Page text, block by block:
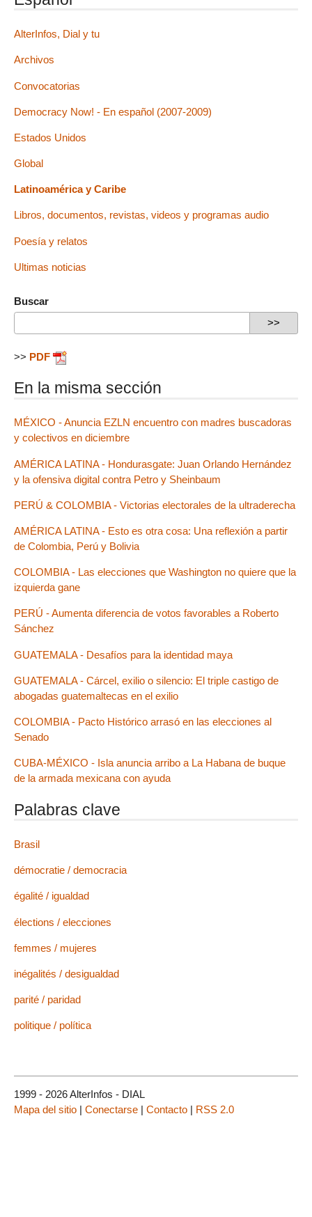
AlterInfos, Dial y tu
Archivos
Convocatorias
Democracy Now! - En español (2007-2009)
Estados Unidos
Global
Latinoamérica y Caribe
Libros, documentos, revistas, videos y programas audio
Poesía y relatos
Ultimas noticias
Buscar
>> PDF
En la misma sección
MÉXICO - Anuncia EZLN encuentro con madres buscadoras
y colectivos en diciembre
AMÉRICA LATINA - Hondurasgate: Juan Orlando Hernández
y la ofensiva digital contra Petro y Sheinbaum
PERÚ & COLOMBIA - Victorias electorales de la ultraderecha
AMÉRICA LATINA - Esto es otra cosa: Una reflexión a partir
de Colombia, Perú y Bolivia
COLOMBIA - Las elecciones que Washington no quiere que la
izquierda gane
PERÚ - Aumenta diferencia de votos favorables a Roberto
Sánchez
GUATEMALA - Desafíos para la identidad maya
GUATEMALA - Cárcel, exilio o silencio: El triple castigo de
abogadas guatemaltecas en el exilio
COLOMBIA - Pacto Histórico arrasó en las elecciones al
Senado
CUBA-MÉXICO - Isla anuncia arribo a La Habana de buque
de la armada mexicana con ayuda
Palabras clave
Brasil
démocratie / democracia
égalité / igualdad
élections / elecciones
femmes / mujeres
inégalités / desigualdad
parité / paridad
politique / política
1999 - 2026 AlterInfos - DIAL
Mapa del sitio | Conectarse | Contacto | RSS 2.0